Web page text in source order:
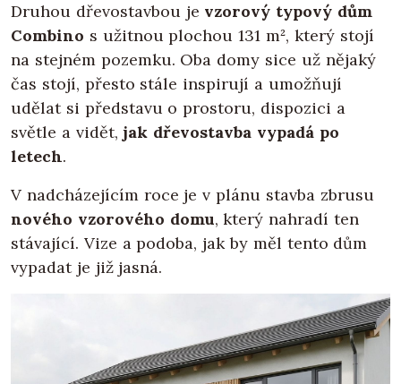
Druhou dřevostavbou je vzorový typový dům
Combino s užitnou plochou 131 m², který stojí
na stejném pozemku. Oba domy sice už nějaký
čas stojí, přesto stále inspirují a umožňují
udělat si představu o prostoru, dispozici a
světle a vidět,jak dřevostavba vypadá po
letech.
V nadcházejícím roce je v plánu stavba zbrusu
nového vzorového domu, který nahradí ten
stávající. Vize a podoba, jak by měl tento dům
vypadat je již jasná.